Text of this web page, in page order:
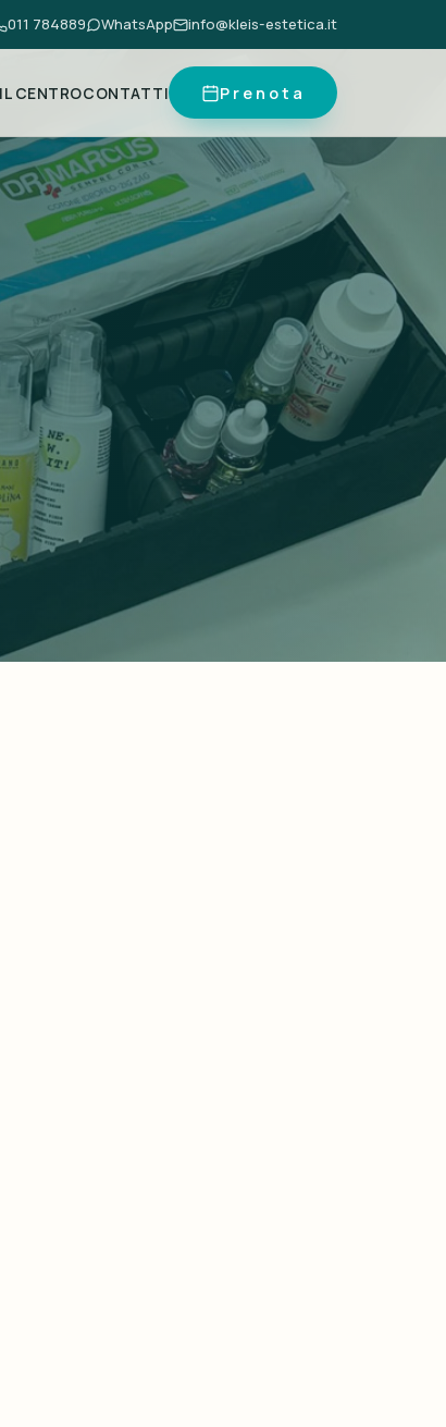
011 784889 WhatsApp info@kleis-estetica.it
IL CENTROCONTATTI Prenota